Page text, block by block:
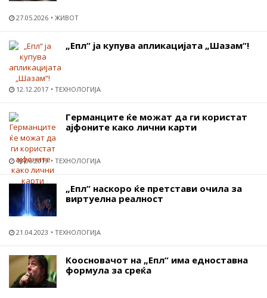
27.05.2026 ЖИВОТ
„Епл“ ја купува апликацијата „Шазам“!
12.12.2017 ТЕХНОЛОГИЈА
Германците ќе можат да ги користат
ајфоните како лични карти
18.06.2019 ТЕХНОЛОГИЈА
„Епл“ наскоро ќе претстави очила за
виртуелна реалност
21.04.2023 ТЕХНОЛОГИЈА
Коосновачот на „Епл“ има едноставна
формула за среќа